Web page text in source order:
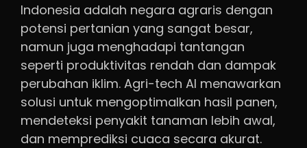
Indonesia adalah negara agraris dengan
potensi pertanian yang sangat besar,
namun juga menghadapi tantangan
seperti produktivitas rendah dan dampak
perubahan iklim. Agri-tech AI menawarkan
solusi untuk mengoptimalkan hasil panen,
mendeteksi penyakit tanaman lebih awal,
dan memprediksi cuaca secara akurat.